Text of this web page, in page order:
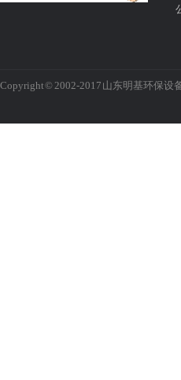
Copyright © 2002-2017 山东明基环保设